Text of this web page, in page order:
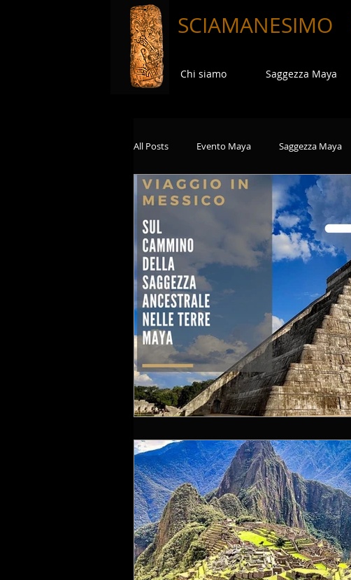
SCIAMANESIMO
Chi siamo Saggezza Maya
All Posts Evento Maya Saggezza Maya
Viaggi in Terre Sacre